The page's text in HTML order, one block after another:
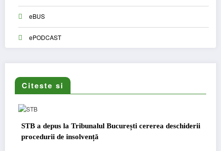
eBUS
ePODCAST
Citeste si
STB a depus la Tribunalul București cererea deschiderii
procedurii de insolvență